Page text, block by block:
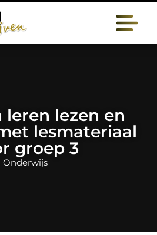
leren lezen en
lesmateriaal
groep 3
Onderwijs